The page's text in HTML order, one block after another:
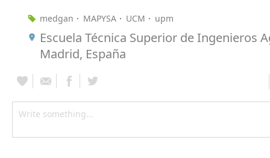
medgan MAPYSA UCM upm
Escuela Técnica Superior de Ingenieros
Madrid, España